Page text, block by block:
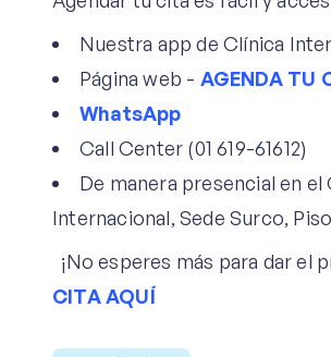
Nuestra app de Clínica
Página web - AGENDA TU
WhatsApp
Call Center (01 619-61612)
De manera presencial en
Internacional, Sede Surco,
¡No esperes más para dar el
CITA AQUÍ